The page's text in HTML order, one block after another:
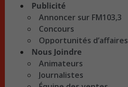
Publicité
Annoncer sur FM103,3
Concours
Opportunités d’affaires
Nous Joindre
Animateurs
Journalistes